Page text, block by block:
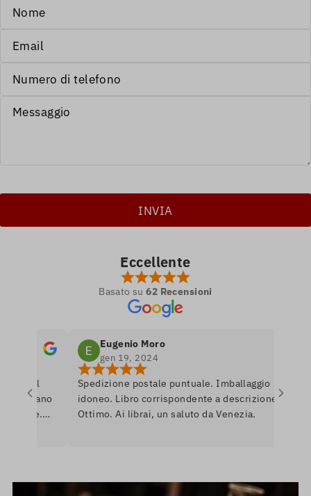
Eccellente
Basato su 62 Recensioni
amano
Eugenio Moro
gen 19, 2024
Spedizione postale puntuale. Imballaggio
idoneo. Libro corrispondente a descrizione.
Ottimo. Ai librai, un saluto da Venezia.